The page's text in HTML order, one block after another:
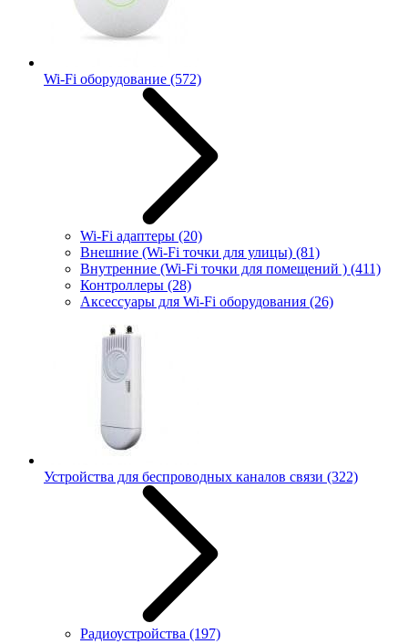
Wi-Fi оборудование (572)
Wi-Fi адаптеры (20)
Внешние (Wi-Fi точки для улицы) (81)
Внутренние (Wi-Fi точки для помещений ) (411)
Контроллеры (28)
Аксессуары для Wi-Fi оборудования (26)
Устройства для беспроводных каналов связи (322)
Радиоустройства (197)